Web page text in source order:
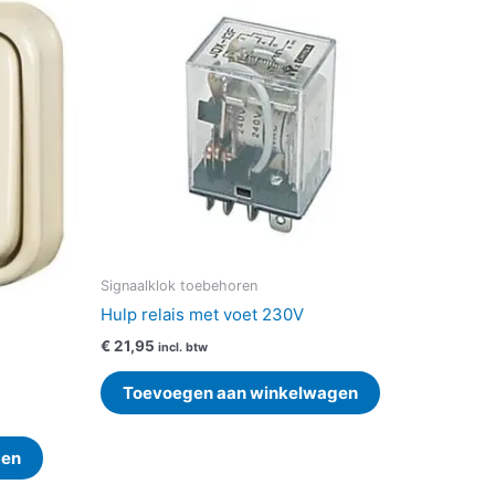
Signaalklok toebehoren
Hulp relais met voet 230V
€21,95 incl. btw
Toevoegen aan winkelwagen